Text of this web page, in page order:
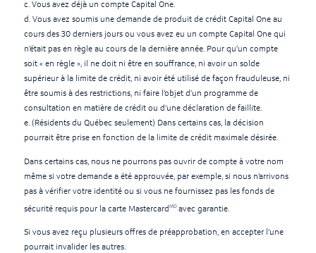
c. Vous avez déjà un compte Capital One.
d. Vous avez soumis une demande de produit de crédit Capital One au
cours des 30 derniers jours ou vous avez eu un compte Capital One qui
n’était pas en règle au cours de la dernière année. Pour qu’un compte
soit « en règle », il ne doit ni être en souffrance, ni avoir un solde
supérieur à la limite de crédit, ni avoir été utilisé de façon frauduleuse, ni
être soumis à des restrictions, ni faire l’objet d’un programme de
consultation en matière de crédit ou d’une déclaration de faillite.
e. (Résidents du Québec seulement) Dans certains cas, la décision
pourrait être prise en fonction de la limite de crédit maximale désirée.
Dans certains cas, nous ne pourrons pas ouvrir de compte à votre nom
même si votre demande a été approuvée, par exemple, si nous n’arrivons
pas à vérifier votre identité ou si vous ne fournissez pas les fonds de
sécurité requis pour la carte Mastercard MD avec garantie.
Si vous avez reçu plusieurs offres de préapprobation, en accepter l’une
pourrait invalider les autres.